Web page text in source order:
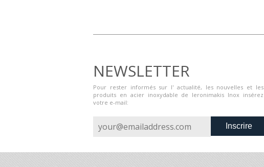
NEWSLETTER
Pour rester informés sur l' actualité, les nouvelles et les
produits en acier inoxydable de Ieronimakis Inox insérez
votre e-mail:
Inscrire